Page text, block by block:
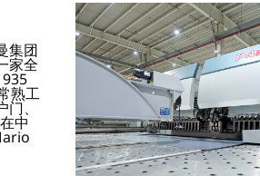
集团
家全
熟工
、
中